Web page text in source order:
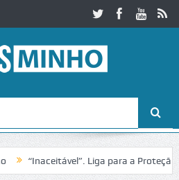
“Inaceitável”. Liga para a Proteção da